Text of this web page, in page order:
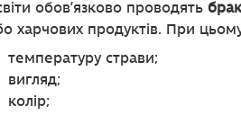
обов’язково проводять
харчових продуктів. При
температуру страви;
вигляд;
колір;